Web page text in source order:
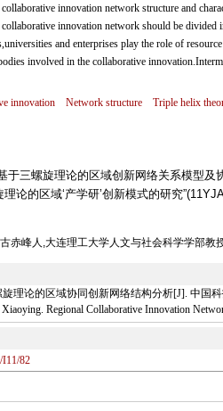
innovation network structure and
innovation network should be
and enterprises play the role of
involved in the collaborative
innovation Network structure Triple helix
于三螺旋理论的区域创新网络关系模型
论的区域‘产学研’创新模式的研究
赤峰人,大连理工大学人文与社会科学学部教
理论的区域协同创新网络结构分析[J]. 中国科
Regional Collaborative Innovation
I11/82